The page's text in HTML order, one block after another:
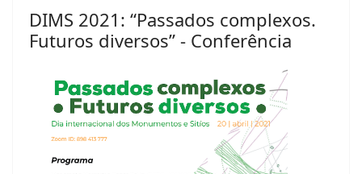
DIMS 2021: “Passados complexos.
Futuros diversos” - Conferência